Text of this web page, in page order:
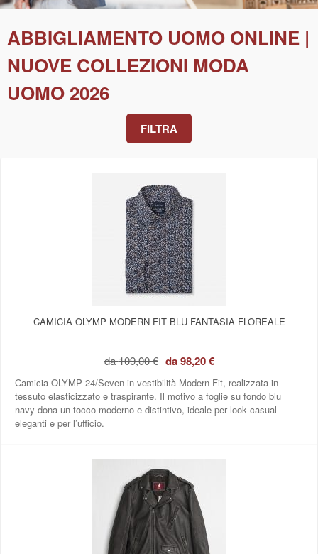
ABBIGLIAMENTO UOMO ONLINE |
NUOVE COLLEZIONI MODA
UOMO 2026
FILTRA
CAMICIA OLYMP MODERN FIT BLU FANTASIA FLOREALE
da109,00 € da98,20 €
Camicia OLYMP 24/Seven in vestibilità Modern Fit, realizzata in
tessuto elasticizzato e traspirante. Il motivo a foglie su fondo blu
navy dona un tocco moderno e distintivo, ideale per look casual
eleganti e per l’ufficio.